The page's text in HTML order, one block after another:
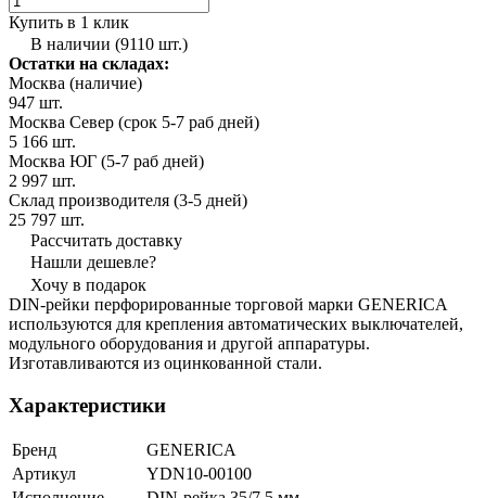
Купить в 1 клик
В наличии (9110 шт.)
Остатки на складах:
Москва (наличие)
947 шт.
Москва Север (срок 5-7 раб дней)
5 166 шт.
Москва ЮГ (5-7 раб дней)
2 997 шт.
Склад производителя (3-5 дней)
25 797 шт.
Рассчитать доставку
Нашли дешевле?
Хочу в подарок
DIN-рейки перфорированные торговой марки GENERICA
используются для крепления автоматических выключателей,
модульного оборудования и другой аппаратуры.
Изготавливаются из оцинкованной стали.
Характеристики
Бренд
GENERICA
Артикул
YDN10-00100